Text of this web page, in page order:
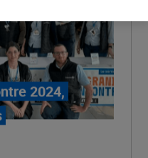
contre